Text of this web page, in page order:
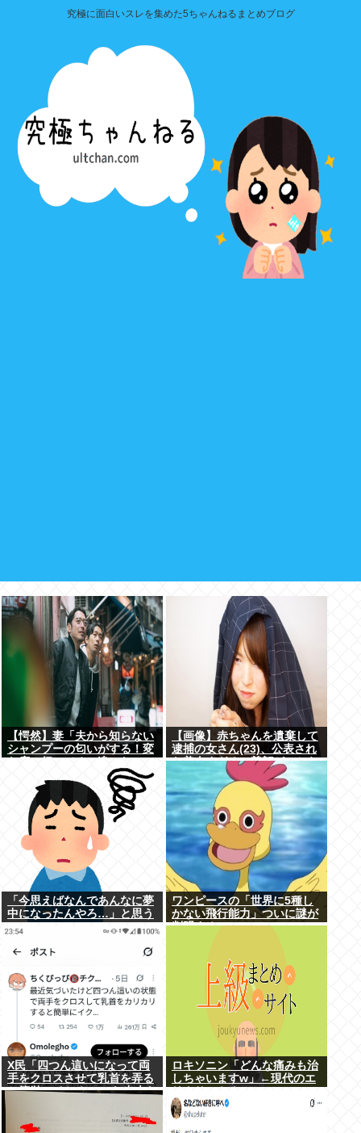
究極に面白いスレを集めた5ちゃんねるまとめブログ
【愕然】妻「夫から知らない
シャンプーの匂いがする！変
い！！！」探偵「調べたとこ
ろ･･･」⇒結果ｗｗ
【画像】赤ちゃんを遺棄して
逮捕の女さん(23)、公表され
た美人すぎるご尊顔がこちら
「今思えばなんであんなに夢
中になったんやろ…」と思う
コンテンツ
ワンピースの「世界に5種し
かない飛行能力」ついに謎が
判明するwww
X民「四つん這いになって両
手をクロスさせて乳首を弄る
と簡単にイケる」 これ出来な
ロキソニン「どんな痛みも治
しちゃいますw」←現代のエ